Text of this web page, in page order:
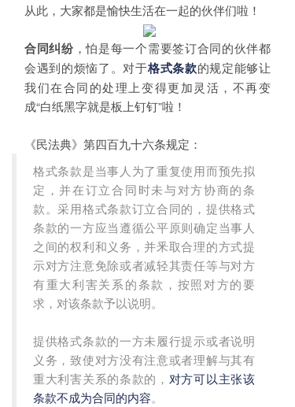
从此，大家都是愉快生活在一起的伙伴们啦！
合同纠纷 ，怕是每一个需要签订合同的伙伴都
会遇到的烦恼了。对于格式条款的规定能够让
我们在合同的处理上变得更加灵活，不再变
成“白纸黑字就是板上钉钉”啦！
《民法典》第四百九十六条规定：
格式条款是当事人为了重复使用而预先拟
定，并在订立合同时未与对方协商的条
款。采用格式条款订立合同的，提供格式
条款的一方应当遵循公平原则确定当事人
之间的权利和义务，并釆取合理的方式提
示对方注意免除或者减轻其责任等与对方
有重大利害关系的条款，按照对方的要
求，对该条款予以说明。
提供格式条款的一方未履行提示或者说明
义务，致使对方没有注意或者理解与其有
重大利害关系的条款的， 对方可以主张该
条款不成为合同的内容。